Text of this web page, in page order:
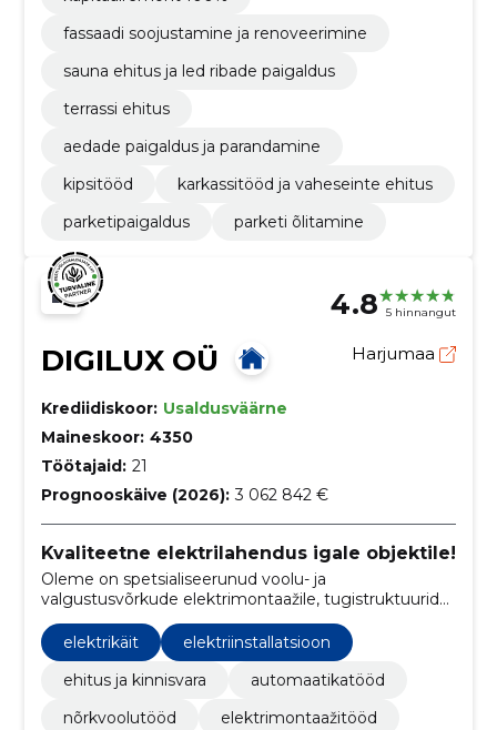
fassaadi soojustamine ja renoveerimine
sauna ehitus ja led ribade paigaldus
terrassi ehitus
aedade paigaldus ja parandamine
kipsitööd
karkassitööd ja vaheseinte ehitus
parketipaigaldus
parketi õlitamine
4.8 5 hinnangut
DIGILUX OÜ Harjumaa
Krediidiskoor: Usaldusväärne
Maineskoor: 4350
Töötajaid: 21
Prognooskäive (2026): 3 062 842 €
Kvaliteetne elektrilahendus igale objektile!
Oleme on spetsialiseerunud voolu- ja
valgustusvõrkude elektrimontaažile, tugistruktuuride
paigaldamisele, torude paigaldamisele juhtmestiku
jaoks, kaabel- ja maandusvõrkude paigaldamisele
ning palju muule.
elektrikäit
elektriinstallatsioon
ehitus ja kinnisvara
automaatikatööd
nõrkvoolutööd
elektrimontaažitööd